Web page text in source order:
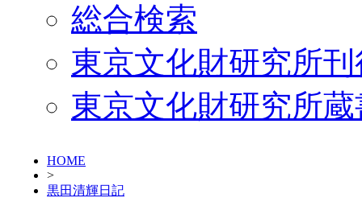
総合検索
東京文化財研究所
東京文化財研究所
HOME
>
黒田清輝日記